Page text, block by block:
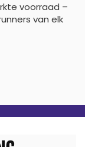
voorraad –
van elk